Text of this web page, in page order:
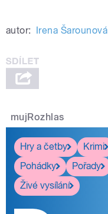
autor: Irena Šarounová
mujRozhlas
Hry a četby
Krimi
Pohádky
Pořady
Živé vysílání